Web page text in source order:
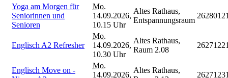
Yoga am Morgen für
Seniorinnen und
Senioren
Mo.
14.09.2026,
10.15 Uhr
Altes Rathaus,
Entspannungsraum
Englisch A2 Refresher
Mo.
14.09.2026,
10.30 Uhr
Altes Rathaus,
Raum 2.08
Englisch Move on -
Mo.
14.09.2026,
Altes Rathaus,